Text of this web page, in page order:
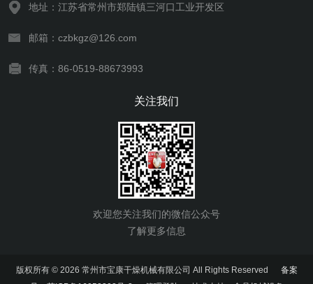
地址：江苏省常州市郑陆镇三河口工业开发区
邮箱：czbkgz@126.com
传真：86-0519-88673993
关注我们
欢迎您关注我们的微信公众号
了解更多信息
版权所有 © 2026 常州市宝康干燥机械有限公司 All Rights Reserved 备案